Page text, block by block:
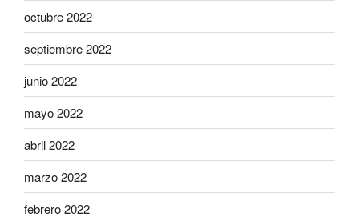
octubre 2022
septiembre 2022
junio 2022
mayo 2022
abril 2022
marzo 2022
febrero 2022